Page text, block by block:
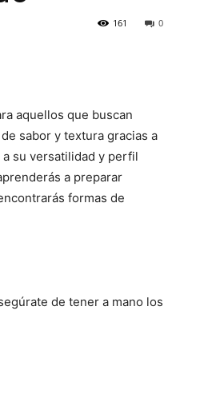
0
161
aquellos que buscan
sabor y textura gracias a
su versatilidad y perfil
a preparar
formas de
de tener a mano los